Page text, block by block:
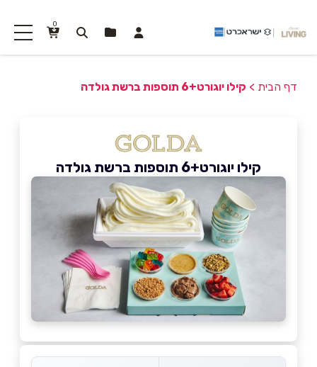
0
דף הבית > קילו יוגורט+6 תוספות ברשת גולדה
קילו יוגורט+6 תוספות ברשת גולדה